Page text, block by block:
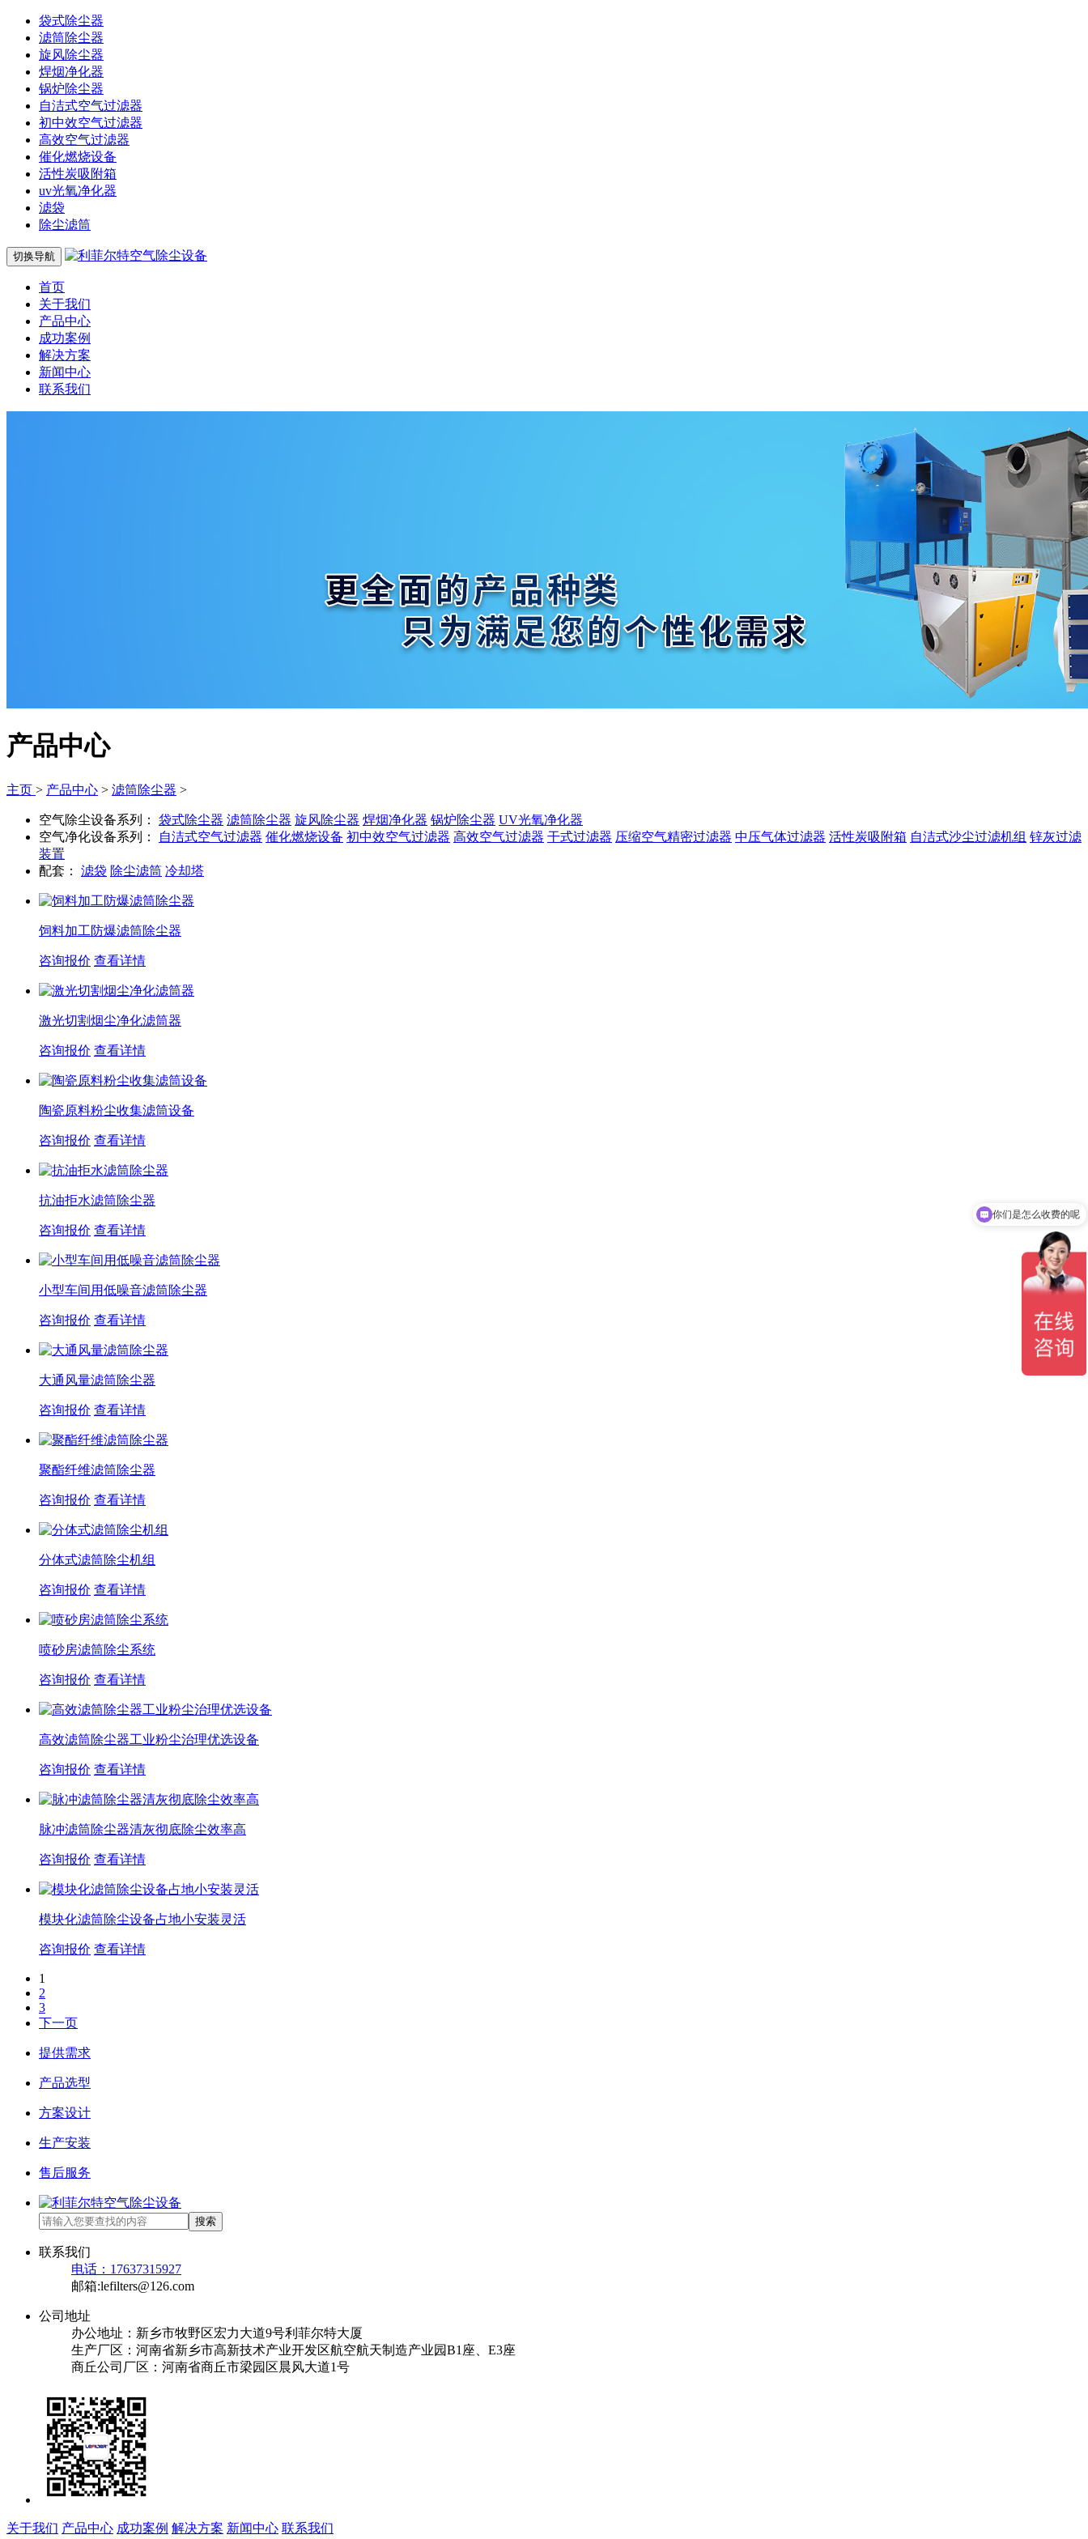
袋式除尘器
滤筒除尘器
旋风除尘器
焊烟净化器
锅炉除尘器
自洁式空气过滤器
初中效空气过滤器
高效空气过滤器
催化燃烧设备
活性炭吸附箱
uv光氧净化器
滤袋
除尘滤筒
切换导航
首页
关于我们
产品中心
成功案例
解决方案
新闻中心
联系我们
产品中心
主页 > 产品中心 > 滤筒除尘器 >
空气除尘设备系列： 袋式除尘器 滤筒除尘器 旋风除尘器 焊烟净化器 锅炉除尘器 UV光氧净化器
空气净化设备系列：
自洁式空气过滤器 催化燃烧设备 初中效空气过滤器 高效空气过滤器 干式过滤器 压缩空气精密过滤器 中压气体过滤器 活性炭吸附箱 自洁式沙尘过滤机组 锌灰过滤
装置
配套： 滤袋 除尘滤筒 冷却塔
饲料加工防爆滤筒除尘器
咨询报价 查看详情
激光切割烟尘净化滤筒器
咨询报价 查看详情
陶瓷原料粉尘收集滤筒设备
咨询报价 查看详情
抗油拒水滤筒除尘器
咨询报价 查看详情
小型车间用低噪音滤筒除尘器
咨询报价 查看详情
大通风量滤筒除尘器
咨询报价 查看详情
聚酯纤维滤筒除尘器
咨询报价 查看详情
分体式滤筒除尘机组
咨询报价 查看详情
喷砂房滤筒除尘系统
咨询报价 查看详情
高效滤筒除尘器工业粉尘治理优选设备
咨询报价 查看详情
脉冲滤筒除尘器清灰彻底除尘效率高
咨询报价 查看详情
模块化滤筒除尘设备占地小安装灵活
咨询报价 查看详情
1
2
3
下一页
提供需求
产品选型
方案设计
生产安装
售后服务
搜索
联系我们
电话：17637315927
邮箱:lefilters@126.com
公司地址
办公地址：新乡市牧野区宏力大道9号利菲尔特大厦
生产厂区：河南省新乡市高新技术产业开发区航空航天制造产业园B1座、E3座
商丘公司厂区：河南省商丘市梁园区晨风大道1号
关于我们 产品中心 成功案例 解决方案 新闻中心 联系我们
你们是怎么收费的呢